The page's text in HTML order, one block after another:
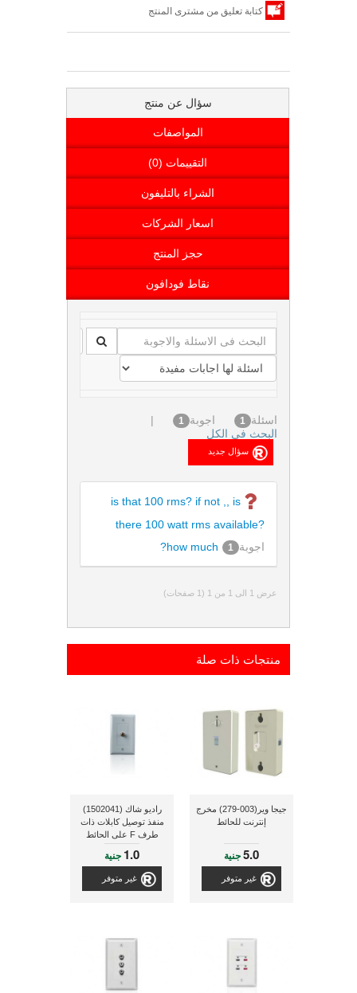
كتابة تعليق من مشترى المنتج
سؤال عن منتج
المواصفات
التقييمات (0)
الشراء بالتليفون
اسعار الشركات
حجز المنتج
نقاط فودافون
اسئلة 1 اجوبة 1
|
البحث فى الكل
is that 100 rms? if not ,, is
there 100 watt rms available?
how much?
اجوبة 1
عرض 1 الى 1 من 1 (1 صفحات)
منتجات ذات صلة
جيجا وير(003-279) مخرج
إنترنت للحائط
5.0جنية
غير متوفر
راديو شاك (1502041)
منفذ توصيل كابلات ذات
طرف F على الحائط
1.0 جنية
غير متوفر